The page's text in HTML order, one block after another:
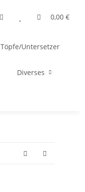
0,00 €
Töpfe/Untersetzer
Diverses